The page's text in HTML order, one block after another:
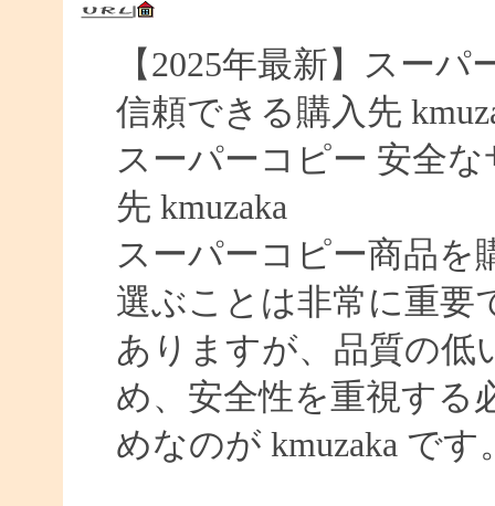
【2025年最新】スー
信頼できる購入先
スーパーコピー 安全
先 kmuzaka
スーパーコピー商品を
選ぶことは非常に重要
ありますが、品質の低
め、安全性を重視する
めなのが kmuzaka です